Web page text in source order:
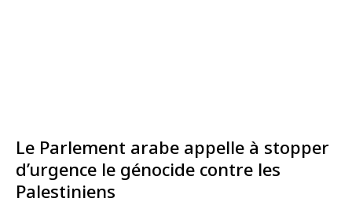
Le Parlement arabe appelle à stopper
d’urgence le génocide contre les
Palestiniens